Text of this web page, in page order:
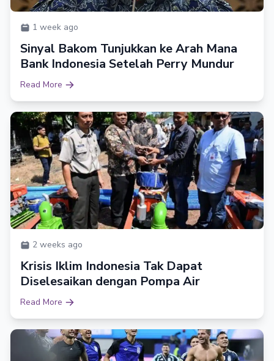
1 week ago
Sinyal Bakom Tunjukkan ke Arah Mana
Bank Indonesia Setelah Perry Mundur
Read More
2 weeks ago
Krisis Iklim Indonesia Tak Dapat
Diselesaikan dengan Pompa Air
Read More